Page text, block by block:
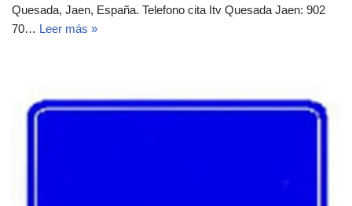
Quesada, Jaen, España.‎‎ Telefono cita Itv Quesada Jaen: 902
70… Leer más »